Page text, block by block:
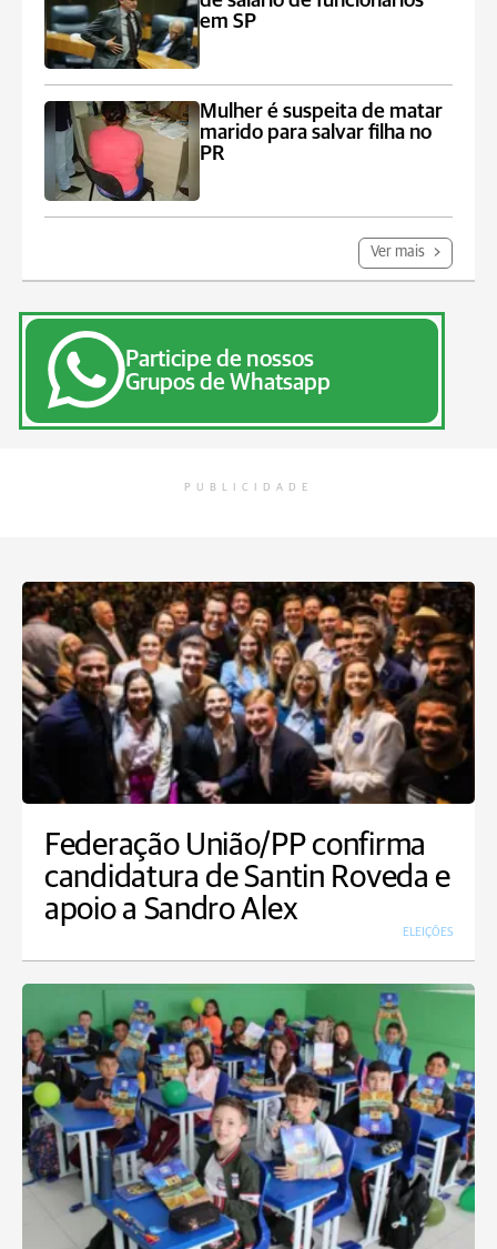
em SP
Mulher é suspeita de matar
marido para salvar filha no
PR
Ver mais
Participe de nossos
Grupos de Whatsapp
PUBLICIDADE
Federação União/PP confirma
candidatura de Santin Roveda e
apoio a Sandro Alex
ELEIÇÕES